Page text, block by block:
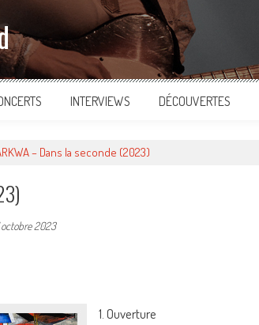
INTERVIEWS DÉCOUVERTES
– Dans la seconde (2023)
2023
1. Ouverture